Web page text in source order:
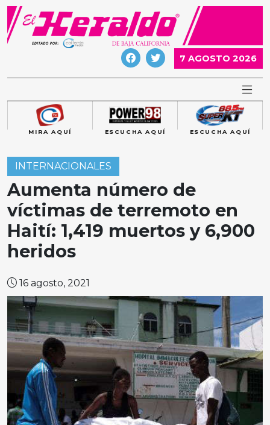
Skip
content
7 AGOSTO 2026
MIRA AQUÍ ESCUCHA AQUÍ ESCUCHA AQUÍ
INTERNACIONALES
Aumenta número de
víctimas de terremoto en
Haití: 1,419 muertos y 6,900
heridos
16 agosto, 2021